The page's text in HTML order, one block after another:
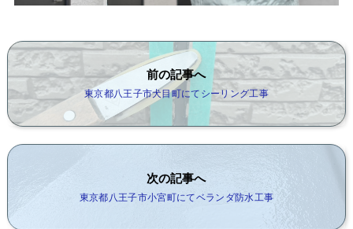
前の記事へ
東京都八王子市犬目町にてシーリング工事
次の記事へ
東京都八王子市小宮町にてベランダ防水工事